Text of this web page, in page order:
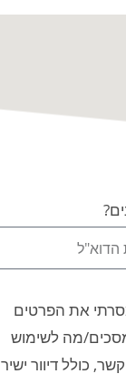
את הפרטים
מה לשימוש
כולל דיוור ישיר